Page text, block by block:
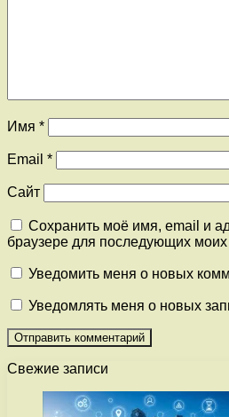
Имя *
Email *
Сайт
Сохранить моё имя, email и
браузере для последующих
Уведомить меня о новых
Уведомлять меня о новых
Свежие записи